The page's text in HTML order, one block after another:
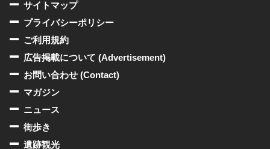
サイトマップ
プライバシーポリシー
ご利用規約
広告掲載について (Advertisement)
お問い合わせ (Contact)
マガジン
ニュース
街歩き
遺跡観光